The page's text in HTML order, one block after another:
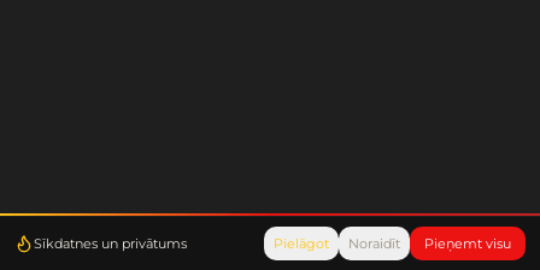
Sīkdatnes un privātums Pielāgot Noraidīt Pieņemt visu